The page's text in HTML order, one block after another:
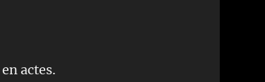
actes.